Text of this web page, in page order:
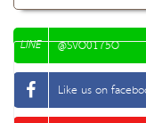
LINE @SVO0175O
Like us on